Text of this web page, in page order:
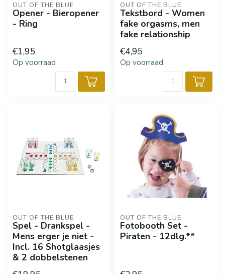
OUT OF THE BLUE
Opener - Bieropener
- Ring
€1,95
Op voorraad
OUT OF THE BLUE
Tekstbord - Women
fake orgasms, men
fake relationship
€4,95
Op voorraad
OUT OF THE BLUE
Spel - Drankspel -
Mens erger je niet -
Incl. 16 Shotglaasjes
& 2 dobbelstenen
OUT OF THE BLUE
Fotobooth Set -
Piraten - 12dlg.**